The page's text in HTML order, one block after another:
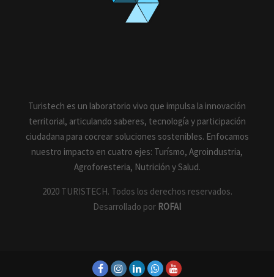
Turistech es un laboratorio vivo que impulsa la innovación
territorial, articulando saberes, tecnología y participación
ciudadana para cocrear soluciones sostenibles. Enfocamos
nuestro impacto en cuatro ejes: Turísmo, Agroindustria,
Agroforesteria, Nutrición y Salud.
2020 TURISTECH. Todos los derechos reservados.
Desarrollado por ROFAI